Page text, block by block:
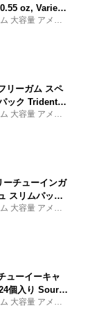
oz, Variety
売【お取り寄
大容量 アメリ
リーガム スペ
ック Trident S
14-count,
り寄せ商品】
大容量 アメリ
ーチューインガ
スリムパック
Free Chewi
Pack, 15 S
大容量 アメリ
ューイーキャ
個入り Sour P
Watermelo
売【お取り
大容量 アメリ